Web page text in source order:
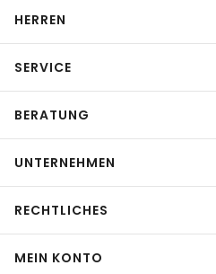
HERREN
SERVICE
BERATUNG
UNTERNEHMEN
RECHTLICHES
MEIN KONTO